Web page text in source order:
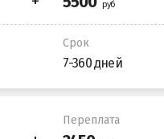
Срок
7-360 дней
Переплата